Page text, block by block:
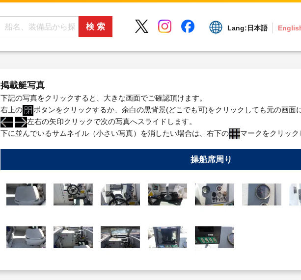
Lang: 日本語
掲載艇写真
下記の写真をクリックすると、大きな画面でご確認頂けます。
右上の
ボタンをクリックするか、余白の黒背景(どこでも可)をクリックしても元の画面
左右の矢印クリックで次の写真へスライドします。
下に並んでいるサムネイル（小さい写真）を消したい場合は、右下の
マークをクリック
操船席周り